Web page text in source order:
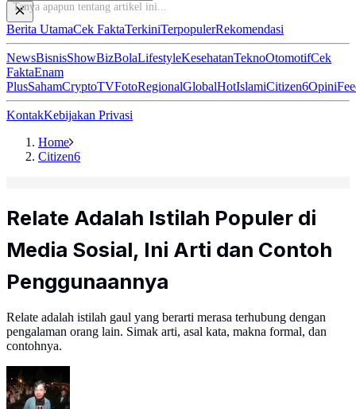
Tanya apa
Berita UtamaCek FaktaTerkiniTerpopulerRekomendasi
NewsBisnisShowBizBolaLifestyleKesehatanTeknoOtomotifCek
FaktaEnam
PlusSahamCryptoTVFotoRegionalGlobalHotIslamiCitizen6Opini
KontakKebijakan Privasi
Home
Citizen6
Relate Adalah Istilah Populer di
Media Sosial, Ini Arti dan Contoh
Penggunaannya
Relate adalah istilah gaul yang berarti merasa terhubung dengan
pengalaman orang lain. Simak arti, asal kata, makna formal, dan
contohnya.